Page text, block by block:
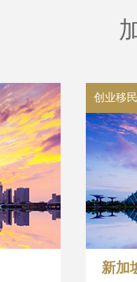
创业移民
新加